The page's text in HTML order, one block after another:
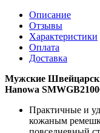
Описание
Отзывы
Характеристики
Оплата
Доставка
Мужские
Hanowa
Практичные и
кожаным